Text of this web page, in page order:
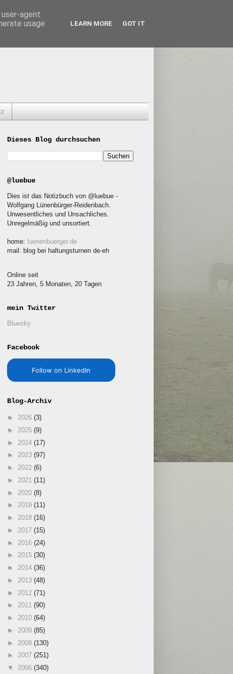
Dieses Blog durchsuchen
@luebue
Dies ist das Notizbuch von @luebue -
Wolfgang Lünenbürger-Reidenbach.
Unwesentliches und Unsachliches.
Unregelmäßig und unsortiert.
home: luenenbuerger.de
mail: blog bei haltungsturnen de-eh
Online seit
23 Jahren, 5 Monaten, 20 Tagen
mein Twitter
Bluesky
Facebook
Follow on LinkedIn
Blog-Archiv
► 2026 (3)
► 2025 (9)
► 2024 (17)
► 2023 (97)
► 2022 (6)
► 2021 (11)
► 2020 (8)
► 2019 (11)
► 2018 (16)
► 2017 (15)
► 2016 (24)
► 2015 (30)
► 2014 (36)
► 2013 (48)
► 2012 (71)
► 2011 (90)
► 2010 (64)
► 2009 (85)
► 2008 (130)
► 2007 (251)
▼ 2006 (340)
agent
usage
LEARN MORE GOT IT